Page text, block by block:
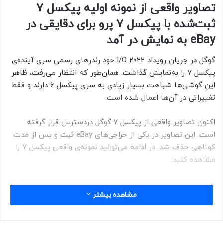
تصاویر واقعی از نمونه اولیه پیکسل ۷
ثبت‌شده با پیکسل ۷ پرو برای دقایقی در
eBay به‌ نمایش در آمد
گوگل در جریان رویداد I/O ۲۰۲۲ خود رندرهای رسمی سری آینده‌ی
پیکسل ۷ را به‌نمایش گذاشت. همان‌طور که انتظار می‌رفت، ظاهر
این گوشی‌ها شباهت بسیار زیادی به سری پیکسل ۶ دارند و فقط
تغییراتی در آن‌ها اعمال شده است.
اکنون تصاویر واقعی از پیکسل ۷ گوگل دردسترس قرار گرفته
است. این تصاویر در یکی از حراجی‌های eBay ثبت و پس از مدت
کوتاهی حذف شد. در ادامه می‌توانید نمونه‌ی واقعی پیکسل ۷ را
مشاهده کنید:
مشاهده بیشتر